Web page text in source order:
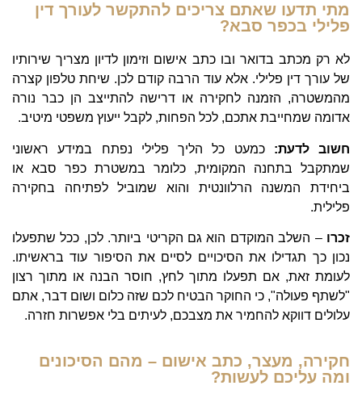
מתי תדעו שאתם צריכים להתקשר לעורך דין
פלילי בכפר סבא?
לא רק מכתב בדואר ובו כתב אישום וזימון לדיון מצריך שירותיו
של עורך דין פלילי. אלא עוד הרבה קודם לכן. שיחת טלפון קצרה
מהמשטרה, הזמנה לחקירה או דרישה להתייצב הן כבר נורה
אדומה שמחייבת אתכם, לכל הפחות, לקבל ייעוץ משפטי מיטיב.
חשוב לדעת: כמעט כל הליך פלילי נפתח במידע ראשוני
שמתקבל בתחנה המקומית, כלומר במשטרת כפר סבא או
ביחידת המשנה הרלוונטית והוא שמוביל לפתיחה בחקירה
פלילית.
זכרו – השלב המוקדם הוא גם הקריטי ביותר. לכן, ככל שתפעלו
נכון כך תגדילו את הסיכויים לסיים את הסיפור עוד בראשיתו.
לעומת זאת, אם תפעלו מתוך לחץ, חוסר הבנה או מתוך רצון
"לשתף פעולה", כי החוקר הבטיח לכם שזה כלום ושום דבר, אתם
עלולים דווקא להחמיר את מצבכם, לעיתים בלי אפשרות חזרה.
חקירה, מעצר, כתב אישום – מהם הסיכונים
ומה עליכם לעשות?